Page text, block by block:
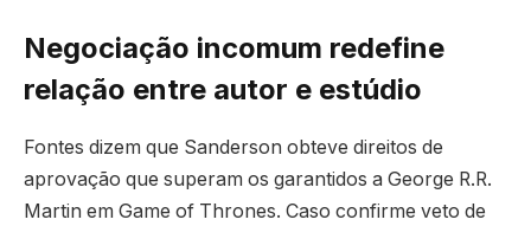
Negociação incomum redefine
relação entre autor e estúdio
Fontes dizem que Sanderson obteve direitos de
aprovação que superam os garantidos a George R.R.
Martin em Game of Thrones. Caso confirme veto de